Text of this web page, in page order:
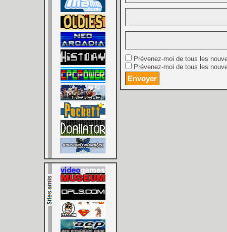
Prévenez-moi de tous les
Prévenez-moi de tous les